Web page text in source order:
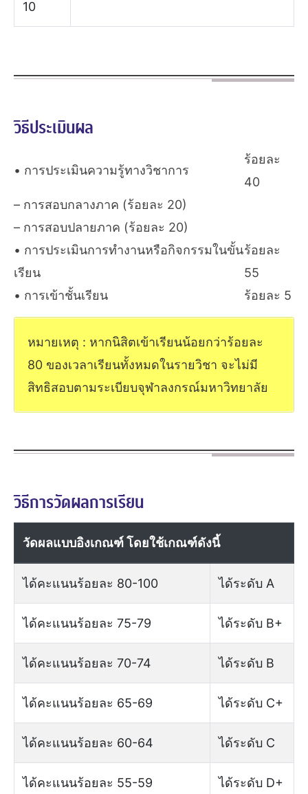
10
วิธีประเมินผล
• การประเมินความรู้ทางวิชาการ
ร้อยละ
40
– การสอบกลางภาค (ร้อยละ 20)
– การสอบปลายภาค (ร้อยละ 20)
• การประเมินการทำงานหรือกิจกรรมในขั้น
เรียน
ร้อยละ
55
• การเข้าชั้นเรียน
ร้อยละ 5
หมายเหตุ : หากนิสิตเข้าเรียนน้อยกว่าร้อยละ
80 ของเวลาเรียนทั้งหมดในรายวิชา จะไม่มี
สิทธิสอบตามระเบียบจุฬาลงกรณ์มหาวิทยาลัย
วิธีการวัดผลการเรียน
วัดผลแบบอิงเกณฑ์ โดยใช้เกณฑ์ดังนี้
ได้คะแนนร้อยละ 80-100 ได้ระดับ A
ได้คะแนนร้อยละ 75-79 ได้ระดับ B+
ได้คะแนนร้อยละ 70-74 ได้ระดับ B
ได้คะแนนร้อยละ 65-69 ได้ระดับ C+
ได้คะแนนร้อยละ 60-64 ได้ระดับ C
ได้คะแนนร้อยละ 55-59 ได้ระดับ D+